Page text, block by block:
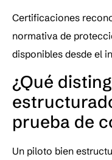
Certificaciones
normativa de
disponibles desde el
¿Qué
prueba de
Un piloto bien